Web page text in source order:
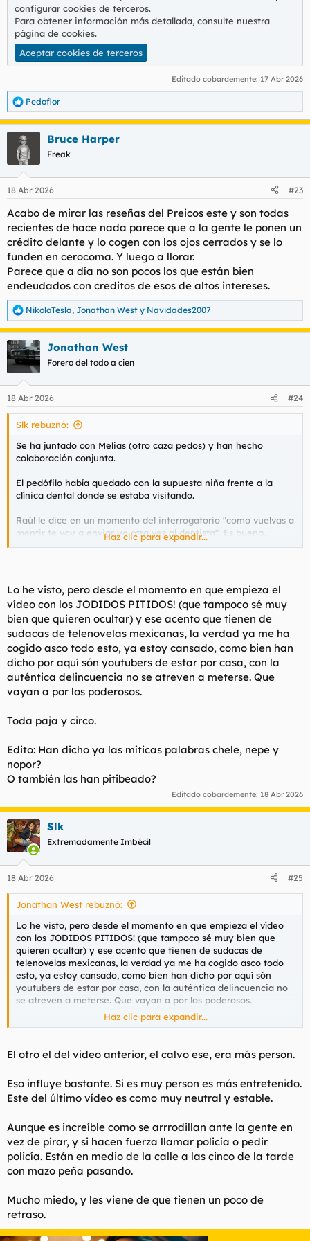
configurar cookies de terceros.
Para obtener información más detallada, consulte nuestra
página de cookies.
Aceptar cookies de terceros
Editado cobardemente: 17 Abr 2026
R
e
a
e
:
Pedoflor
Bruce Harper
Freak
18 Abr 2026 #23
Acabo de mirar las reseñas del Preicos este y son todas
recientes de hace nada parece que a la gente le ponen un
crédito delante y lo cogen con los ojos cerrados y se lo
funden en cerocoma. Y luego a llorar.
Parece que a día no son pocos los que están bien
endeudados con creditos de esos de altos intereses.
R
e
a
c
c
e
s
NikolaTesla, Jonathan West y Navidades2007
Jonathan West
Forero del todo a cien
18 Abr 2026 #24
Slk rebuznó:
Se ha juntado con Melias (otro caza pedos) y han hecho
colaboración conjunta.
El pedófilo había quedado con la supuesta niña frente a la
clínica dental donde se estaba visitando.
Raúl le dice en un momento del interrogatorio "como vuelvas a
mentir te voy a enviar yo otra vez al dentista". Es buena.
Para ver este contenido, necesitaremos su consentimiento
para configurar cookies de terceros.
Para obtener información más detallada, consulte nuestra
página de cookies.
Aceptar cookies de terceros
Haz clic para expandir...
Lo he visto, pero desde el momento en que empieza el
vídeo con los JODIDOS PITIDOS! (que tampoco sé muy
bien que quieren ocultar) y ese acento que tienen de
sudacas de telenovelas mexicanas, la verdad ya me ha
cogido asco todo esto, ya estoy cansado, como bien han
dicho por aquí són youtubers de estar por casa, con la
auténtica delincuencia no se atreven a meterse. Que
vayan a por los poderosos.
Toda paja y circo.
Edito: Han dicho ya las míticas palabras chele, nepe y
nopor?
O también las han pitibeado?
Editado cobardemente: 18 Abr 2026
Slk
Extremadamente Imbécil
18 Abr 2026 #25
Jonathan West rebuznó:
Lo he visto, pero desde el momento en que empieza el vídeo
con los JODIDOS PITIDOS! (que tampoco sé muy bien que
quieren ocultar) y ese acento que tienen de sudacas de
telenovelas mexicanas, la verdad ya me ha cogido asco todo
esto, ya estoy cansado, como bien han dicho por aquí són
youtubers de estar por casa, con la auténtica delincuencia no
se atreven a meterse. Que vayan a por los poderosos.
Toda paja y circo.
Haz clic para expandir...
El otro el del video anterior, el calvo ese, era más person.
Eso influye bastante. Si es muy person es más entretenido.
Este del último vídeo es como muy neutral y estable.
Aunque es increíble como se arrrodillan ante la gente en
vez de pirar, y si hacen fuerza llamar policía o pedir
policía. Están en medio de la calle a las cinco de la tarde
con mazo peña pasando.
Mucho miedo, y les viene de que tienen un poco de
retraso.